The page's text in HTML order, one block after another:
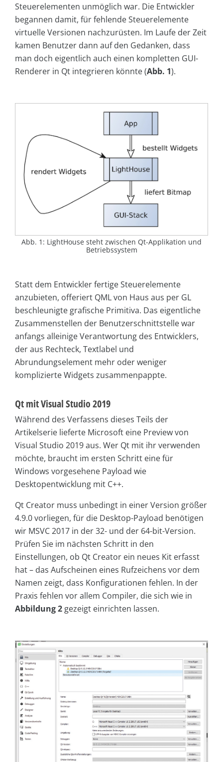
Steuerelementen unmöglich war. Die Entwickler
begannen damit, für fehlende Steuerelemente
virtuelle Versionen nachzurüsten. Im Laufe der Zeit
kamen Benutzer dann auf den Gedanken, dass
man doch eigentlich auch einen kompletten GUI-
Renderer in Qt integrieren könnte (Abb. 1).
Abb. 1: LightHouse steht zwischen Qt-Applikation und
Betriebssystem
Statt dem Entwickler fertige Steuerelemente
anzubieten, offeriert QML von Haus aus per GL
beschleunigte grafische Primitiva. Das eigentliche
Zusammenstellen der Benutzerschnittstelle war
anfangs alleinige Verantwortung des Entwicklers,
der aus Rechteck, Textlabel und
Abrundungselement mehr oder weniger
komplizierte Widgets zusammenpappte.
Qt mit Visual Studio 2019
Während des Verfassens dieses Teils der
Artikelserie lieferte Microsoft eine Preview von
Visual Studio 2019 aus. Wer Qt mit ihr verwenden
möchte, braucht im ersten Schritt eine für
Windows vorgesehene Payload wie
Desktopentwicklung mit C++.
Qt Creator muss unbedingt in einer Version größer
4.9.0 vorliegen, für die Desktop-Payload benötigen
wir MSVC 2017 in der 32- und der 64-bit-Version.
Prüfen Sie im nächsten Schritt in den
Einstellungen, ob Qt Creator ein neues Kit erfasst
hat – das Aufscheinen eines Rufzeichens vor dem
Namen zeigt, dass Konfigurationen fehlen. In der
Praxis fehlen vor allem Compiler, die sich wie in
Abbildung 2 gezeigt einrichten lassen.